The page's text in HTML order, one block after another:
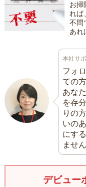
お掃
れば
不問
あれ
本社サ
フォ
ての
あな
を存
りの
いの
にす
ませ
デビュー